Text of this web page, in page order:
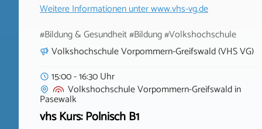
Weitere Informationen unterwww.vhs-vg.de
#Bildung & Gesundheit #Bildung #Volkshochschule
Volkshochschule Vorpommern-Greifswald (VHS VG)
15:00 - 16:30 Uhr
Volkshochschule Vorpommern-Greifswaldin
Pasewalk
vhs Kurs: Polnisch B1